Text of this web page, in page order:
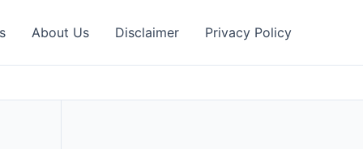
About Us Disclaimer Privacy Policy